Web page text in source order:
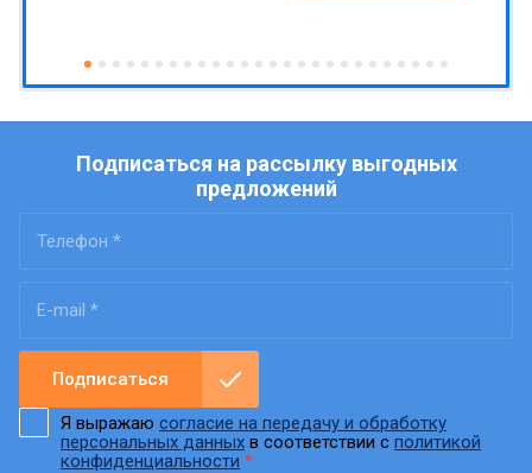
Подписаться на рассылку выгодных
предложений
Я выражаю согласие на передачу и обработку
персональных данных в соответствии с политикой
конфиденциальности *
Подписаться